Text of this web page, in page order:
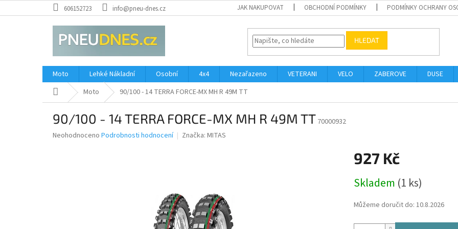
na
606152723 info@pneu-dnes.cz JAK NAKUPOVAT OBCHODNÍ PODMÍNKY PODMÍNKY OCHRANY
HLEDAT
Moto Lehké Nákladní Osobní 4x4 Nezařazeno VETERANI VELO ZABEROVE DUSE
Domů Moto 90/100 - 14 TERRA FORCE-MX MH R 49M TT
90/100 - 14 TERRA FORCE-MX MH R 49M TT 70000932
Průměrné
Neohodnoceno Podrobnosti hodnocení Značka: MITAS
927 Kč
cena:
Skladem (1 ks)
Můžeme doručit do: 10.8.2026